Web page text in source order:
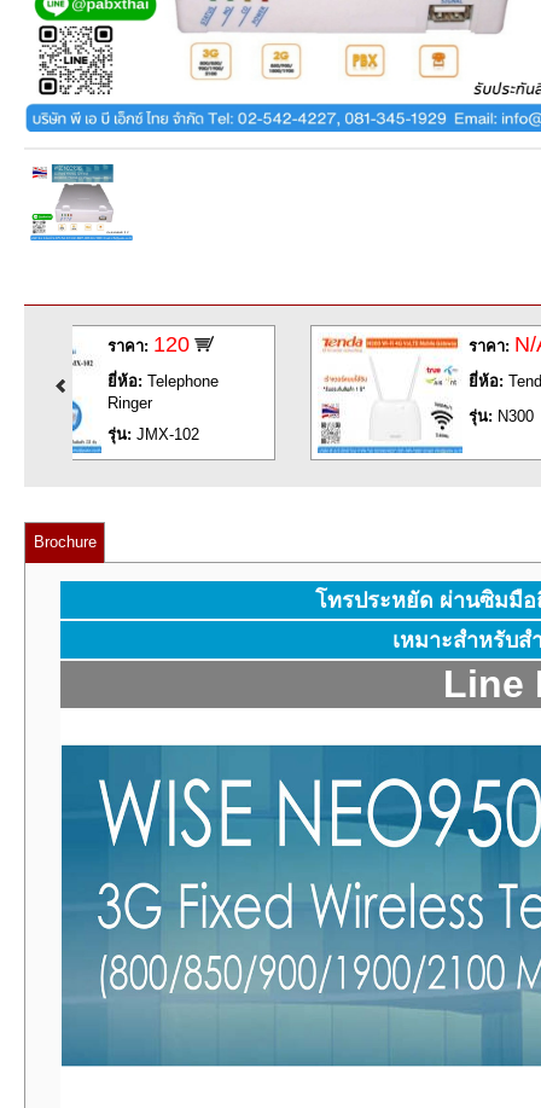
Brochure
โทรประหยัด ผ่านซิมมือ
เหมาะสำหรับส
Line